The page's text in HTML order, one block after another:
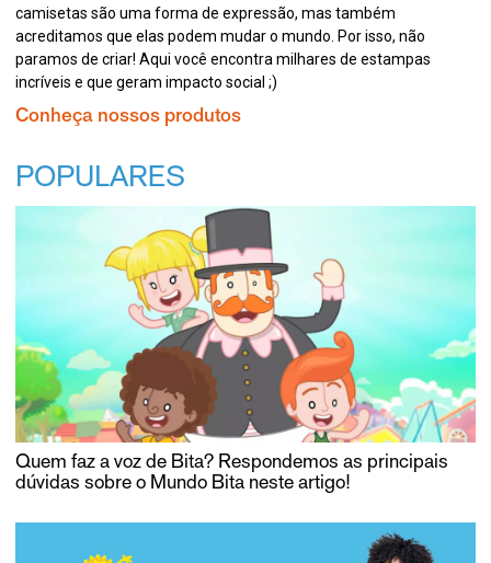
camisetas são uma forma de expressão, mas também
acreditamos que elas podem mudar o mundo. Por isso, não
paramos de criar! Aqui você encontra milhares de estampas
incríveis e que geram impacto social ;)
Conheça nossos produtos
POPULARES
Quem faz a voz de Bita? Respondemos as principais
dúvidas sobre o Mundo Bita neste artigo!